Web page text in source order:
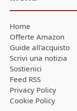
Home
Offerte Amazon
Guide all'acquisto
Scrivi una notizia
Sostienici
Feed RSS
Privacy Policy
Cookie Policy